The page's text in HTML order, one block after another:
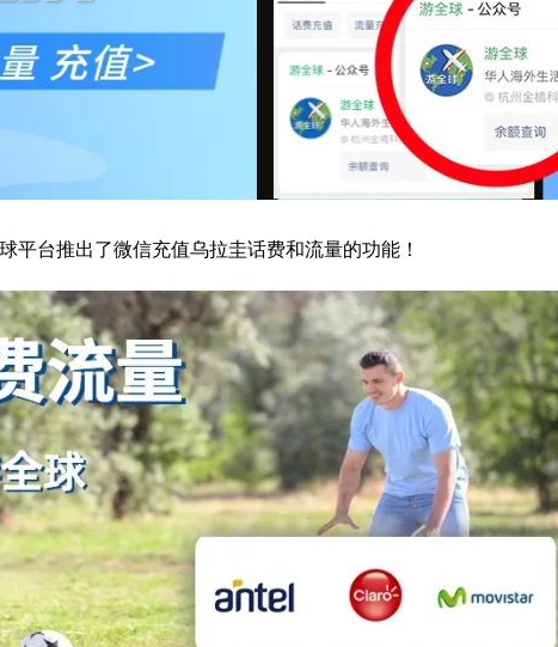
平台推出了微信充值乌拉圭话费和流量的功能！